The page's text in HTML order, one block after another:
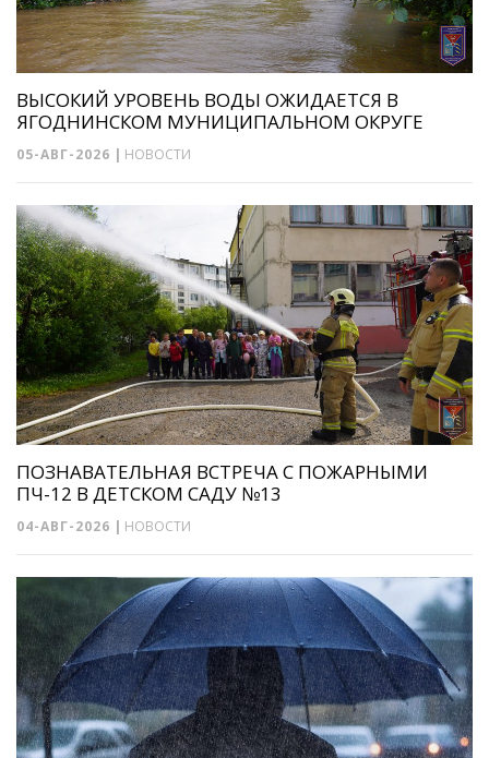
ВЫСОКИЙ УРОВЕНЬ ВОДЫ ОЖИДАЕТСЯ В
ЯГОДНИНСКОМ МУНИЦИПАЛЬНОМ ОКРУГЕ
05-АВГ-2026 | НОВОСТИ
ПОЗНАВАТЕЛЬНАЯ ВСТРЕЧА С ПОЖАРНЫМИ
ПЧ-12 В ДЕТСКОМ САДУ №13
04-АВГ-2026 | НОВОСТИ